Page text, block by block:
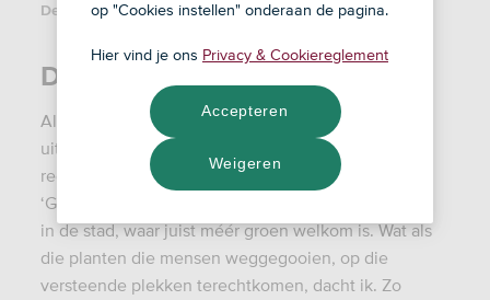
Deel dit artikel:
De stad vergroenen
Als hij door zijn stad fietste, zag Christiaan twee
uitersten: versteende tuinen (‘begrafenistuinen’) en
regelmatig afgedankte planten langs de weg.
‘Gezonde planten gooi je toch niet weg? Zeker niet
in de stad, waar juist méér groen welkom is. Wat als
die planten die mensen weggegooien, op die
versteende plekken terechtkomen, dacht ik. Zo
op "Cookies instellen" onderaan de pagina.
Hier vind je ons Privacy & Cookiereglement
Weigeren
Accepteren